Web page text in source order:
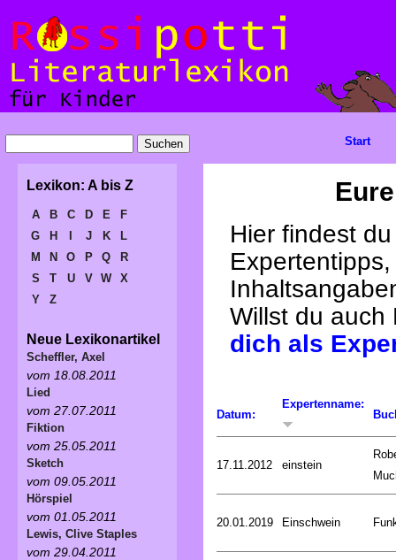
Hier findest
Willst du
dich als
Datum:
Expertenname:
17.11.2012 einstein
20.01.2019 Einschwein
Start
Lexikon: A bis Z
A B C D E
F
G
H J K
L
M
N O P Q
R
S
T U V W
X
Y
Z
Neue Lexikonartikel
Scheffler, Axel
vom 18.08.2011
Lied
vom 27.07.2011
Fiktion
vom 25.05.2011
Sketch
vom 09.05.2011
Hörspiel
vom 01.05.2011
Lewis, Clive Staples
vom 29.04.2011